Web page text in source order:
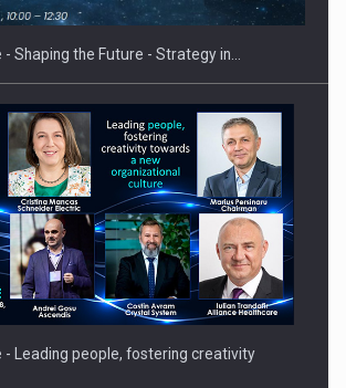
- Shaping the Future - Strategy in…
- Leading people, fostering creativity